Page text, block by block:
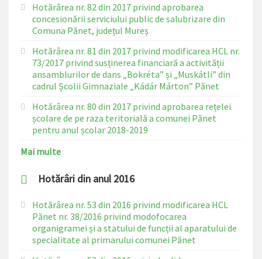
Hotărârea nr. 82 din 2017 privind aprobarea
concesionării serviciului public de salubrizare din
Comuna Pănet, județul Mureș
Hotărârea nr. 81 din 2017 privind modificarea HCL nr.
73/2017 privind susținerea financiară a activității
ansamblurilor de dans „Bokréta” și „Muskátli” din
cadrul Școlii Gimnaziale „Kádár Márton” Pănet
Hotărârea nr. 80 din 2017 privind aprobarea rețelei
școlare de pe raza teritorială a comunei Pănet
pentru anul școlar 2018-2019
Mai multe
Hotărâri din anul 2016
Hotărârea nr. 53 din 2016 privind modificarea HCL
Pănet nr. 38/2016 privind modofocarea
organigramei și a statului de funcții al aparatului de
specialitate al primarului comunei Pănet